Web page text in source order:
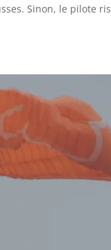
Sinon, le pilote